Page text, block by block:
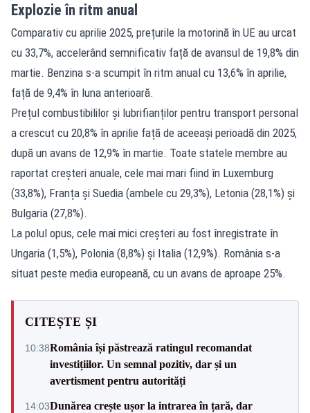
Explozie în ritm anual
Comparativ cu aprilie 2025, prețurile la motorină în UE au urcat
cu 33,7%, accelerând semnificativ față de avansul de 19,8% din
martie. Benzina s-a scumpit în ritm anual cu 13,6% în aprilie,
față de 9,4% în luna anterioară.
Prețul combustibililor și lubrifianților pentru transport personal
a crescut cu 20,8% în aprilie față de aceeași perioadă din 2025,
după un avans de 12,9% în martie. Toate statele membre au
raportat creșteri anuale, cele mai mari fiind în Luxemburg
(33,8%), Franța și Suedia (ambele cu 29,3%), Letonia (28,1%) și
Bulgaria (27,8%).
La polul opus, cele mai mici creșteri au fost înregistrate în
Ungaria (1,5%), Polonia (8,8%) și Italia (12,9%). România s-a
situat peste media europeană, cu un avans de aproape 25%.
CITEȘTE ȘI
10:38România își păstrează ratingul recomandat
investițiilor. Un semnal pozitiv, dar și un
avertisment pentru autorități
14:03Dunărea crește ușor la intrarea în țară, dar